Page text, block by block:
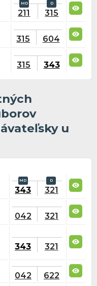
211 315
315 604
315 343
u
343 321
042 321
343 321
042 622